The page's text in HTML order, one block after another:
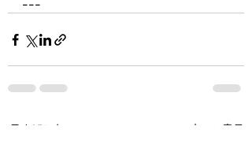
---
すべて表示